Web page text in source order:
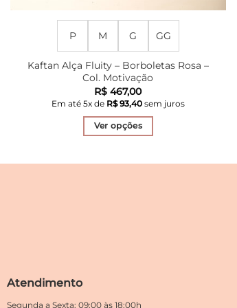
P M G GG
Kaftan Alça Fluity – Borboletas Rosa –
Col. Motivação
R$ 467,00
Em até 5x de R$93,40sem juros
Ver opções
na
Atendimento
Segunda a Sexta: 09:00 às 18:00h